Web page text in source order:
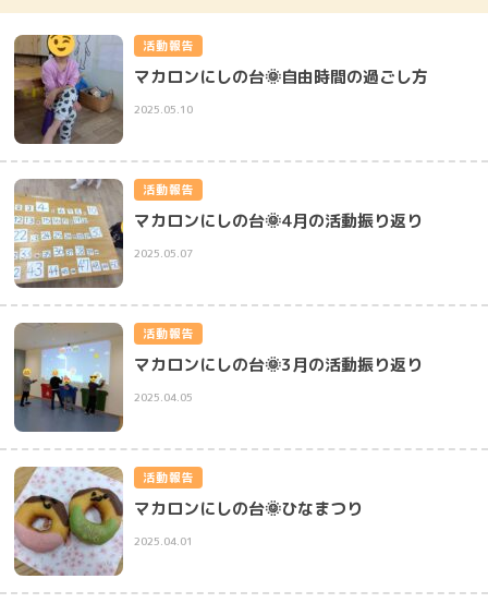
活動報告
マカロンにしの台🌞自由時間の過ごし方
2025.05.10
活動報告
マカロンにしの台🌞4月の活動振り返り
2025.05.07
活動報告
マカロンにしの台🌞3月の活動振り返り
2025.04.05
活動報告
マカロンにしの台🌞ひなまつり
2025.04.01